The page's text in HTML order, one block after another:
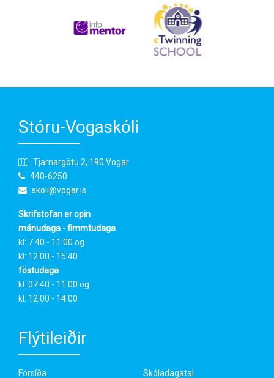
Stóru-Vogaskóli
Tjarnargötu 2, 190 Vogar
440-6250
skoli@vogar.is
Skrifstofan er opin
mánudaga - fimmtudaga
kl: 7:40 - 11:00 og
kl: 12:00 - 15:40
föstudaga
kl: 07:40 - 11:00 og
kl: 12:00 - 14:00
Flýtileiðir
Forsíða Skóladagatal